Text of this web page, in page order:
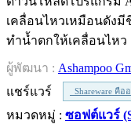
เคลื่อนไหวเหมือนดัง
ทำน้ำตกให้เคลื่อนไหว
ผู้พัฒนา : Ashampoo
แชร์แวร์
Shareware คือ
หมวดหมู่ : ซอฟต์แวร์